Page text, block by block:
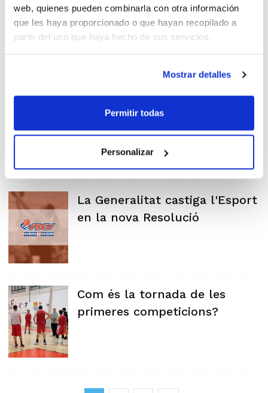
web, quienes pueden combinarla con otra información
que les haya proporcionado o que hayan recopilado a
partir del uso que haya hecho de sus servicios.
Mostrar detalles
Permitir todas
Personalizar
La Generalitat revisarà les
mesures en l'Esport
Correcció d'errors de la nova
La Generalitat castiga l'Esport
en la nova Resolució
Com és la tornada de les
primeres competicions?